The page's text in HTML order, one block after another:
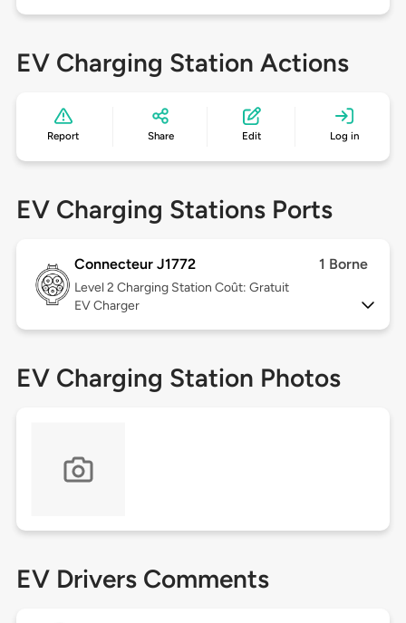
EV Charging Station Actions
Report Share Edit Log in
EV Charging Stations Ports
Connecteur J1772 1 Borne
Level 2 Charging Station Coût: Gratuit
EV Charger
EV Charging Station Photos
EV Drivers Comments